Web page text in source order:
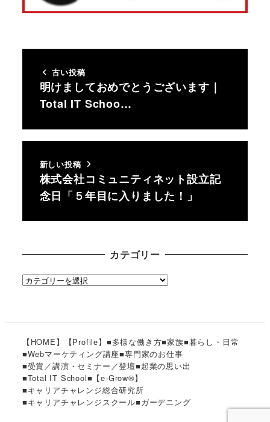
古い投稿
明けましておめでとうございます｜
Total IT Schoo…
新しい投稿
株式会社コミュニティネット設立記
念日「５年目に入りました！」
カテゴリー
カ
【HOME】 【Profile】 ■多様な働き方■家族■暮らし・日常
■Webマーケティング講座■専門家のお仕事
■受賞／講演・セミナー／登壇■起業の思い出
■Total IT School■【e-Grow®︎】
■キャリアチャレンジ総合研究所
■キャリアチャレンジスクール■ガーデニング